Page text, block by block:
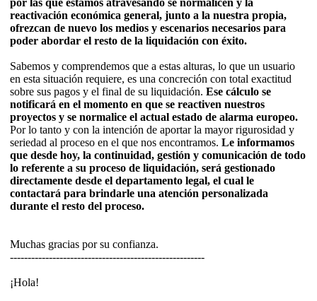
por las que estamos atravesando se normalicen y la
reactivación económica general, junto a la nuestra propia,
ofrezcan de nuevo los medios y escenarios necesarios para
poder abordar el resto de la liquidación con éxito.
Sabemos y comprendemos que a estas alturas, lo que un usuario
en esta situación requiere, es una concreción con total exactitud
sobre sus pagos y el final de su liquidación. Ese cálculo se
notificará en el momento en que se reactiven nuestros
proyectos y se normalice el actual estado de alarma europeo.
Por lo tanto y con la intención de aportar la mayor rigurosidad y
seriedad al proceso en el que nos encontramos. Le informamos
que desde hoy, la continuidad, gestión y comunicación de todo
lo referente a su proceso de liquidación, será gestionado
directamente desde el departamento legal, el cual le
contactará para brindarle una atención personalizada
durante el resto del proceso.
Muchas gracias por su confianza.
-------------------------------------------------------
¡Hola!